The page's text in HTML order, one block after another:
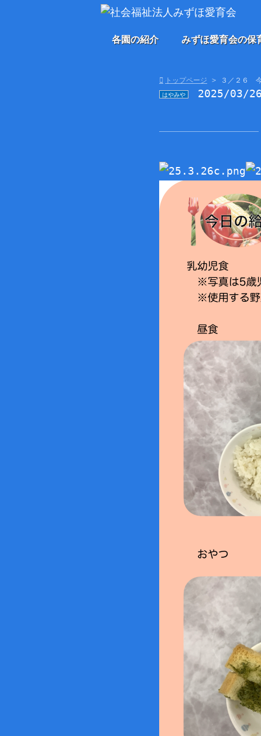
各園の紹介 みずほ愛育会の保
トップページ ３／２６
はやみや 2025/03/